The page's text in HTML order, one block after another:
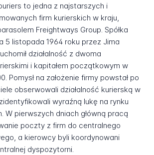
to jedna z najstarszych i
firm kurierskich w kraju,
Freightways Group. Spółka
5 listopada 1964 roku przez Jima
działalność z dwoma
i kapitałem początkowym w
Pomysł na założenie firmy powstał po
obserwowali działalność kurierską w
wyraźną lukę na rynku
W pierwszych dniach główną pracą
poczty z firm do centralnego
a kierowcy byli koordynowani
dyspozytorni.